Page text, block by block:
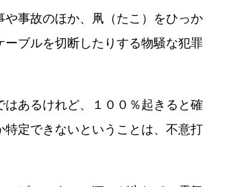
事故のほか、凧（たこ）をひっか
ブルを切断したりする物騒な犯罪
あるけれど、１００％起きると確
定できないということは、不意打